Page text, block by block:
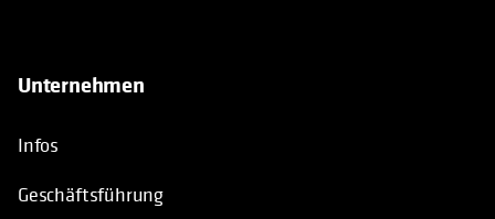
Unternehmen
Infos
Geschäftsführung